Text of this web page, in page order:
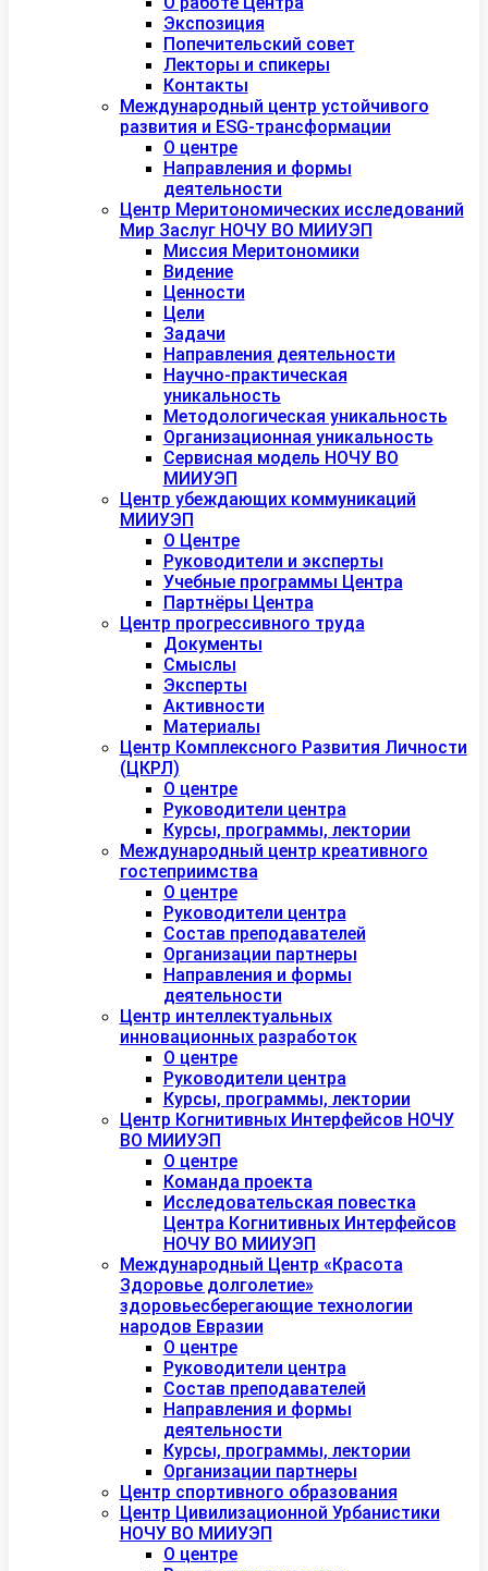
Экспозиция
Попечительский совет
Лекторы и спикеры
Контакты
Международный центр устойчивого
развития и ESG-трансформации
О центре
Направления и формы
деятельности
Центр Меритономических исследований
Мир Заслуг НОЧУ ВО МИИУЭП
Миссия Меритономики
Видение
Ценности
Цели
Задачи
Направления деятельности
Научно-практическая
уникальность
Методологическая уникальность
Организационная уникальность
Сервисная модель НОЧУ ВО
МИИУЭП
Центр убеждающих коммуникаций
МИИУЭП
О Центре
Руководители и эксперты
Учебные программы Центра
Партнёры Центра
Центр прогрессивного труда
Документы
Смыслы
Эксперты
Активности
Материалы
Центр Комплексного Развития Личности
(ЦКРЛ)
О центре
Руководители центра
Курсы, программы, лектории
Международный центр креативного
гостеприимства
О центре
Руководители центра
Состав преподавателей
Организации партнеры
Направления и формы
деятельности
Центр интеллектуальных
инновационных разработок
О центре
Руководители центра
Курсы, программы, лектории
Центр Когнитивных Интерфейсов НОЧУ
ВО МИИУЭП
О центре
Команда проекта
Исследовательская повестка
Центра Когнитивных Интерфейсов
НОЧУ ВО МИИУЭП
Международный Центр «Красота
Здоровье долголетие»
здоровьесберегающие технологии
народов Евразии
О центре
Руководители центра
Состав преподавателей
Направления и формы
деятельности
Курсы, программы, лектории
Организации партнеры
Центр спортивного образования
Центр Цивилизационной Урбанистики
НОЧУ ВО МИИУЭП
О центре